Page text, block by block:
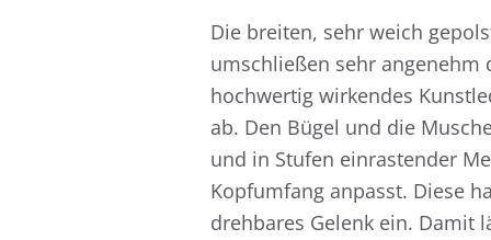
Die breiten, sehr weich
umschließen sehr angenehm
hochwertig wirkendes
ab. Den Bügel und die
und in Stufen einrastender
Kopfumfang anpasst. Diese
drehbares Gelenk ein. Damit